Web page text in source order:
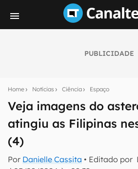
PUBLICIDADE
Home Notícias Ciência Espaço
Veja imagens do
atingiu as Filipinas
(4)
Por Danielle Cassita • Editado por
notícias e reviews sobre
mão.
E-mail
inscreva-se